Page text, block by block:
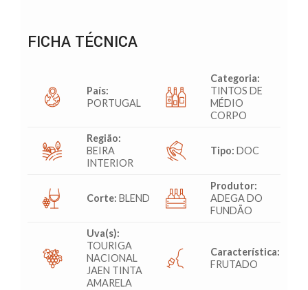
FICHA TÉCNICA
País:
PORTUGAL
Categoria:
TINTOS DE
MÉDIO
CORPO
Região:
BEIRA
INTERIOR
Tipo: DOC
Corte: BLEND
Produtor:
ADEGA DO
FUNDÃO
Uva(s):
TOURIGA
NACIONAL
JAEN TINTA
AMARELA
Característica:
FRUTADO